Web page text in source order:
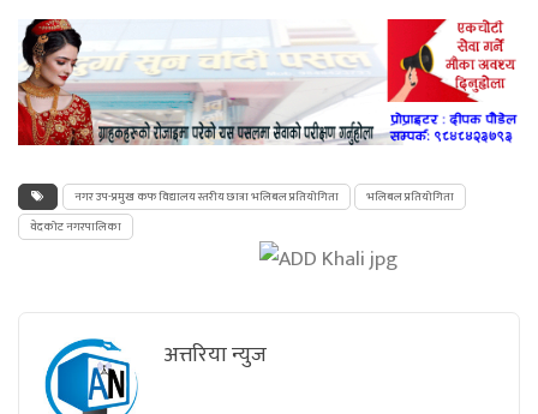
नगर उप-प्रमुख कफ विद्यालय स्तरीय छात्रा भलिबल प्रतियोगिता
भलिबल प्रतियोगिता
वेदकोट नगरपालिका
अत्तरिया न्युज